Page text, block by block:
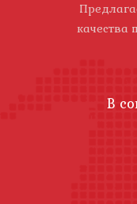
качества
В